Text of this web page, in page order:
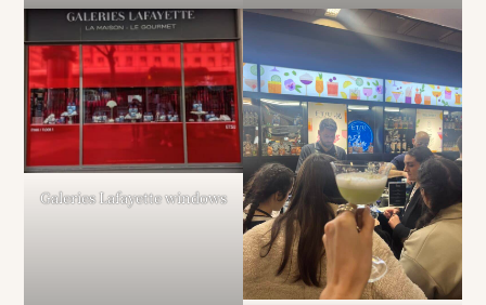
Galeries Lafayette windows